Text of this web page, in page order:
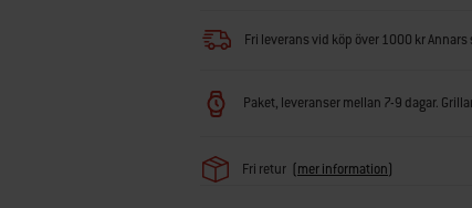
Fri leverans vid köp över 1000 kr
Paket, leveranser mellan 7-9 dagar.
Fri retur (mer information)